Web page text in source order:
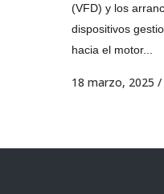
(VFD) y los
dispositivos
hacia el motor...
18 marzo, 2025 /